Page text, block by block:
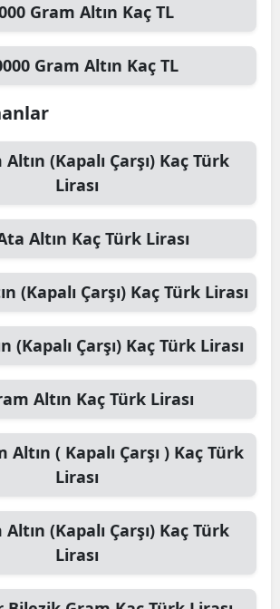
Gram Altın Kaç TL
Gram Altın Kaç TL
(Kapalı Çarşı)Kaç Türk
Lirası
Altın Kaç Türk Lirası
(Kapalı Çarşı) Kaç Türk Lirası
(Kapalı Çarşı) Kaç Türk Lirası
Altın Kaç Türk Lirası
Altın ( Kapalı Çarşı )Kaç Türk
Lirası
(Kapalı Çarşı)Kaç Türk
Lirası